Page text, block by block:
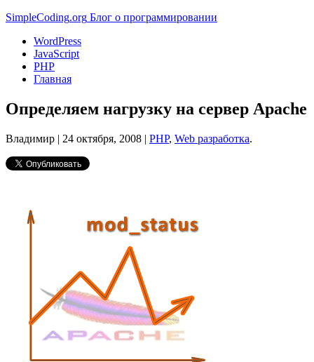
SimpleCoding.org Блог о программировании
WordPress
JavaScript
PHP
Главная
Определяем нагрузку на сервер Apache
Владимир | 24 октября, 2008 | PHP, Web разработка.